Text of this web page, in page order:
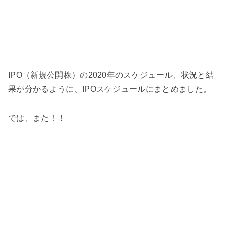
IPO（新規公開株）の2020年のスケジュール、状況と結
果が分かるように、IPOスケジュールにまとめました。
では、また！！